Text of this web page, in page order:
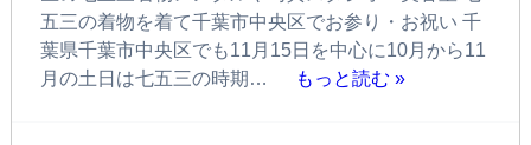
五三の着物を着て千葉市中央区でお参り・お祝い 千
葉県千葉市中央区でも11月15日を中心に10月から11
月の土日は七五三の時期…
もっと読む »